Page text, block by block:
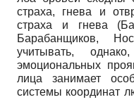
страха, гнева и
страха и гнева
Барабанщиков,
учитывать,
эмоциональных
лица занимает
системы координат